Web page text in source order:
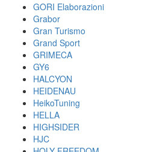
GORI Elaborazioni
Grabor
Gran Turismo
Grand Sport
GRIMECA
GY6
HALCYON
HEIDENAU
HeikoTuning
HELLA
HIGHSIDER
HJC